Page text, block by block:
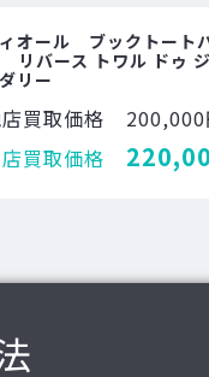
オール ブックトート
リバース トワル ドゥ
リー
買取価格
200,000
買取価格